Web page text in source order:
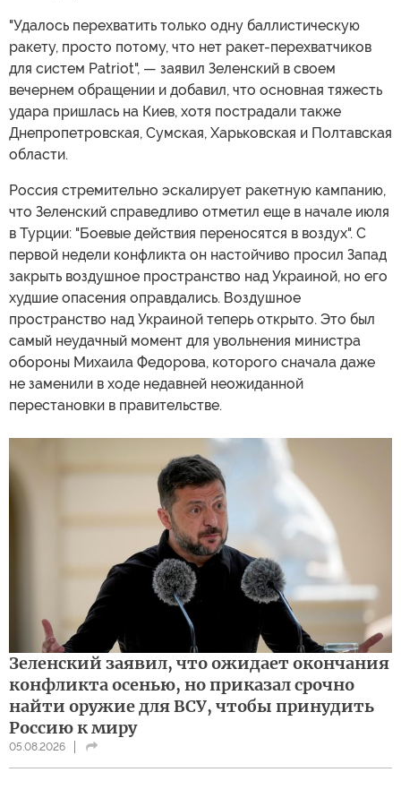
"Удалось перехватить только одну баллистическую
ракету, просто потому, что нет ракет-перехватчиков
для систем Patriot", — заявил Зеленский в своем
вечернем обращении и добавил, что основная тяжесть
удара пришлась на Киев, хотя пострадали также
Днепропетровская, Сумская, Харьковская и Полтавская
области.
Россия стремительно эскалирует ракетную кампанию,
что Зеленский справедливо отметил еще в начале июля
в Турции: "Боевые действия переносятся в воздух". С
первой недели конфликта он настойчиво просил Запад
закрыть воздушное пространство над Украиной, но его
худшие опасения оправдались. Воздушное
пространство над Украиной теперь открыто. Это был
самый неудачный момент для увольнения министра
обороны Михаила Федорова, которого сначала даже
не заменили в ходе недавней неожиданной
перестановки в правительстве.
Зеленский заявил, что ожидает окончания
конфликта осенью, но приказал срочно
найти оружие для ВСУ, чтобы принудить
Россию к миру
05.08.2026